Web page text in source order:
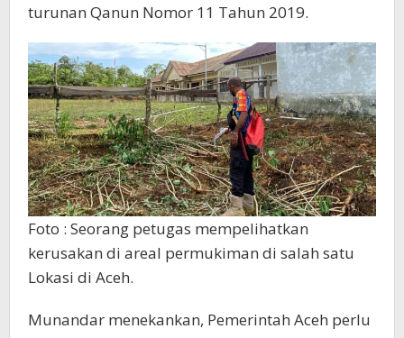
turunan Qanun Nomor 11 Tahun 2019.
Foto : Seorang petugas mempelihatkan
kerusakan di areal permukiman di salah satu
Lokasi di Aceh.
Munandar menekankan, Pemerintah Aceh perlu